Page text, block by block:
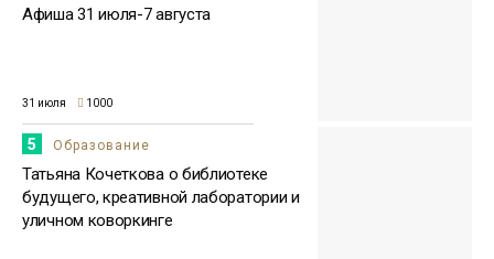
Афиша 31 июля-7 августа
31 июля 1000
5 Образование
Татьяна Кочеткова о библиотеке
будущего, креативной лаборатории и
уличном коворкинге